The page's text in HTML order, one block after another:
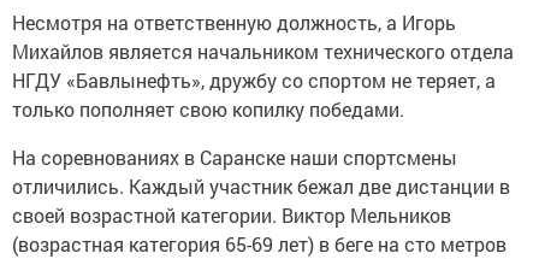
Несмотря на ответственную должность, а Игорь
Михайлов является начальником технического отдела
НГДУ «Бавлынефть», дружбу со спортом не теряет, а
только пополняет свою копилку победами.
На соревнованиях в Саранске наши спортсмены
отличились. Каждый участник бежал две дистанции в
своей возрастной категории. Виктор Мельников
(возрастная категория 65-69 лет) в беге на сто метров